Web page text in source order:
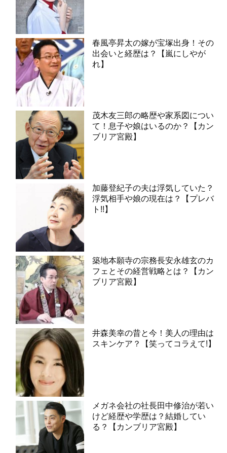
春風亭昇太の嫁が宝塚出身！その
出会いと経歴は？【嵐にしやが
れ】
茂木友三郎の略歴や家系図につい
て！息子や娘はいるのか？【カン
ブリア宮殿】
加藤登紀子の夫は浮気していた？
浮気相手や娘の現在は？【プレバ
ト!!】
築地本願寺の宗務長安永雄玄のカ
フェとその経営戦略とは？【カン
ブリア宮殿】
井森美幸の昔と今！美人の理由は
スキンケア？【笑ってコラえて!】
メガネ会社の社長田中修治が若い
けど経歴や学歴は？結婚してい
る？【カンブリア宮殿】